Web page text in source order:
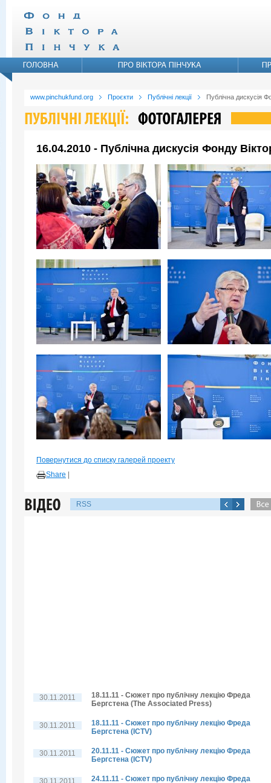
www.pinchukfund.org Проєкти Публічні лекції Публічна дискусія
16.04.2010 - Публічна дискусія Фонду
Повернутися до списку галерей проекту
Share
RSS
30.11.2011
18.11.11 - Сюжет про публічну лекцію Фреда
Бергстена (The Associated Press)
30.11.2011
18.11.11 - Сюжет про публічну лекцію Фреда
Бергстена (ICTV)
30.11.2011
20.11.11 - Сюжет про публічну лекцію Фреда
Бергстена (ICTV)
30.11.2011
24.11.11 - Сюжет про публічну лекцію Фреда